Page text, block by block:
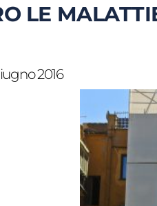
LE
2016